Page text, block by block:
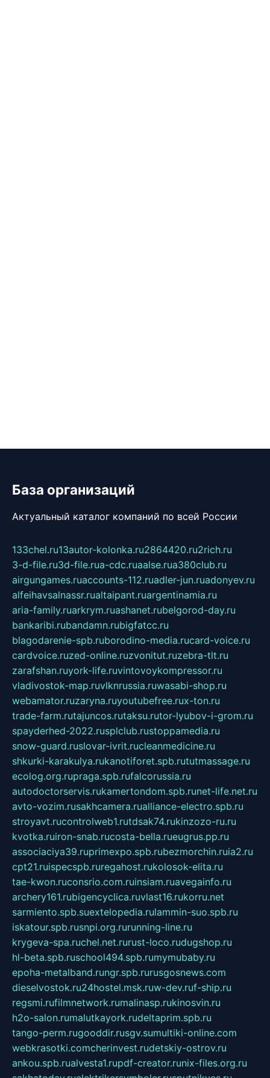
База организаций
Актуальный каталог компаний по всей России
133chel.ru13autor-kolonka.ru2864420.ru2rich.ru
3-d-file.ru3d-file.rua-cdc.ruaalse.rua380club.ru
airgungames.ruaccounts-112.ruadler-jun.ruadonyev.ru
alfeihavsalnassr.rualtaipant.ruargentinamia.ru
aria-family.ruarkrym.ruashanet.rubelgorod-day.ru
bankaribi.rubandamn.rubigfatcc.ru
blagodarenie-spb.ruborodino-media.rucard-voice.ru
cardvoice.ruzed-online.ruzvonitut.ruzebra-tlt.ru
zarafshan.ruyork-life.ruvintovoykompressor.ru
vladivostok-map.ruvlknrussia.ruwasabi-shop.ru
webamator.ruzaryna.ruyoutubefree.rux-ton.ru
trade-farm.rutajuncos.rutaksu.rutor-lyubov-i-grom.ru
spayderhed-2022.rusplclub.rustoppamedia.ru
snow-guard.ruslovar-ivrit.rucleanmedicine.ru
shkurki-karakulya.rukanotiforet.spb.rututmassage.ru
ecolog.org.rupraga.spb.rufalcorussia.ru
autodoctorservis.rukamertondom.spb.runet-life.net.ru
avto-vozim.rusakhcamera.rualliance-electro.spb.ru
stroyavt.rucontrolweb1.rutdsak74.rukinzozo-ru.ru
kvotka.ruiron-snab.rucosta-bella.rueugrus.pp.ru
associaciya39.ruprimexpo.spb.rubezmorchin.ruia2.ru
cpt21.ruispecspb.ruregahost.rukolosok-elita.ru
tae-kwon.ruconsrio.com.ruinsiam.ruavegainfo.ru
archery161.rubigencyclica.ruvlast16.rukorru.net
sarmiento.spb.suextelopedia.rulammin-suo.spb.ru
iskatour.spb.rusnpi.org.rurunning-line.ru
krygeva-spa.ruchel.net.rurust-loco.rudugshop.ru
hl-beta.spb.ruschool494.spb.rumymubaby.ru
epoha-metalband.rungr.spb.rurusgosnews.com
dieselvostok.ru24hostel.msk.ruw-dev.ruf-ship.ru
regsmi.rufilmnetwork.rumalinasp.rukinosvin.ru
h2o-salon.rumalutkayork.rudeltaprim.spb.ru
tango-perm.rugooddir.rusgv.sumultiki-online.com
webkrasotki.comcherinvest.rudetskiy-ostrov.ru
ankou.spb.rualvesta1.rupdf-creator.runix-files.org.ru